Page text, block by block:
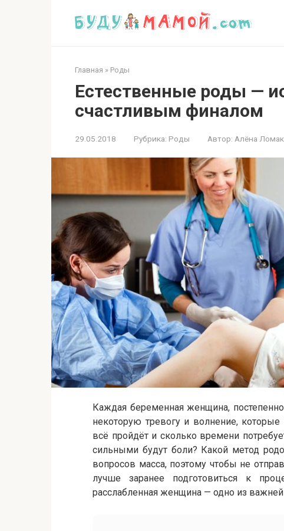
Главная » Роды
Естественные роды —
счастливым финалом
29.05.2018 Рубрика: Роды Автор: Алёна
Каждая беременная женщина,
некоторую тревогу и волнение,
всё пройдёт и сколько времени
сильными будут боли? Какой метод
вопросов масса, поэтому чтобы не
лучше заранее подготовиться к
расслабленная женщина — одно из